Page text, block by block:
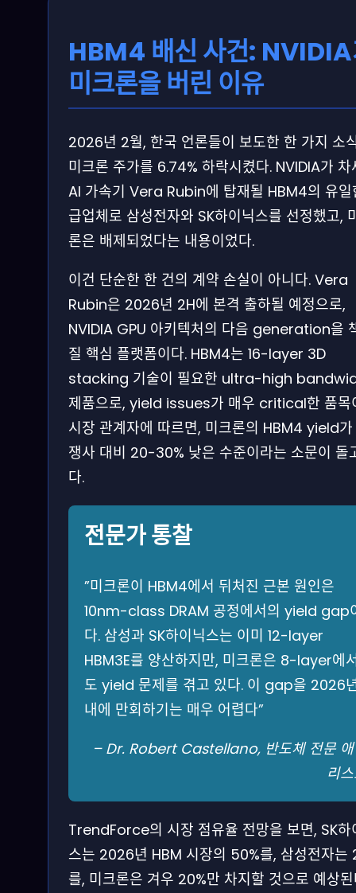
HBM4 배신 사건:
미크론을 버린 이유
2026년 2월, 한국 언론들이 보도한 한 가지 소
미크론 주가를 6.74% 하락시켰다. NVIDIA가 차
AI 가속기 Vera Rubin에 탑재될 HBM4의 유일
급업체로 삼성전자와 SK하이닉스를 선정했고,
론은 배제되었다는 내용이었다.
이건 단순한 한 건의 계약 손실이 아니다. Vera
Rubin은 2026년 2H에 본격 출하될 예정으로,
NVIDIA GPU 아키텍처의 다음 generation을
질 핵심 플랫폼이다. HBM4는 16-layer 3D
stacking 기술이 필요한 ultra-high
제품으로, yield issues가 매우 critical한 품목
시장 관계자에 따르면, 미크론의 HBM4 yield
쟁사 대비 20-30% 낮은 수준이라는 소문이 돌
다.
전문가 통찰
​”미크론이 HBM4에서 뒤처진 근본 원인은
10nm-class DRAM 공정에서의 yield gap
다. 삼성과 SK하이닉스는 이미 12-layer
HBM3E를 양산하지만, 미크론은 8-layer에
도 yield 문제를 겪고 있다. 이 gap을 2026
내에 만회하기는 매우 어렵다‍”
– Dr. Robert Castellano, 반도체 전문 애
리
TrendForce의 시장 점유율 전망을 보면, SK하
스는 2026년 HBM 시장의 50%를, 삼성전자는
를, 미크론은 겨우 20%만 차지할 것으로 예상된